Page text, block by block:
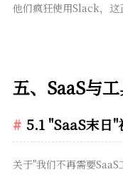
他们疯狂使用Slack，这
五、SaaS与
5.1 "SaaS末日"
关于"我们不再需要SaaS